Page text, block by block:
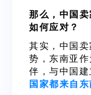
那么，中国
如何应对？
其实，中国
势，东南亚作
伴，与中国建
国家都来自东